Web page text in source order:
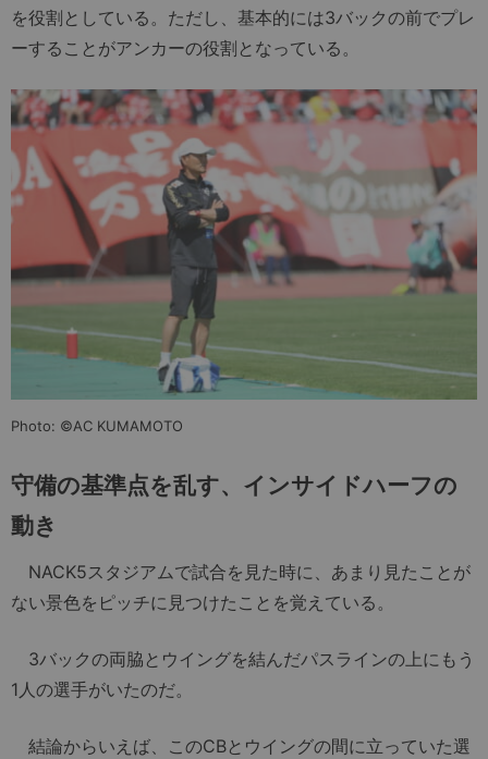
を役割としている。ただし、基本的には3バックの前でプレ
ーすることがアンカーの役割となっている。
Photo: ©AC KUMAMOTO
守備の基準点を乱す、インサイドハーフの
動き
NACK5スタジアムで試合を見た時に、あまり見たことが
ない景色をピッチに見つけたことを覚えている。
3バックの両脇とウイングを結んだパスラインの上にもう
1人の選手がいたのだ。
結論からいえば、このCBとウイングの間に立っていた選